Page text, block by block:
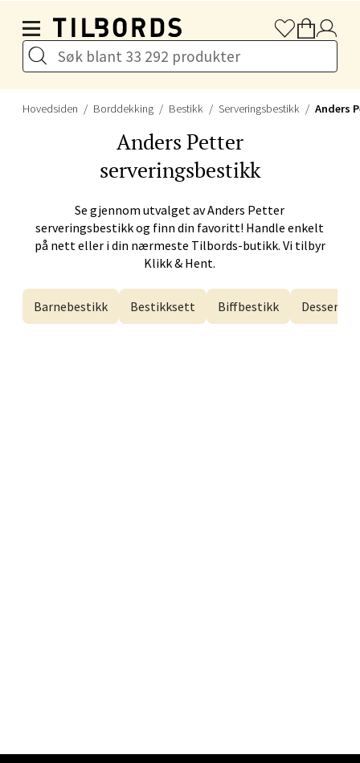
Hovedsiden Borddekking Bestikk Serveringsbestikk Anders
Anders Petter
serveringsbestikk
Se gjennom utvalget avAnders Petter
serveringsbestikk og finn din favoritt! Handle enkelt
på nett eller i din nærmeste Tilbords-butikk. Vi tilbyr
Klikk & Hent.
Barnebestikk Bestikksett Biffbestikk
Bergen - Galleriet
Torgalmenningen 8, 5014 Bergen
Åpent i dag 09-21
Gjøvik - CC Gjøvik
Jernbanesvingen 6, 2821 Gjøvik
Åpent i dag 10-21